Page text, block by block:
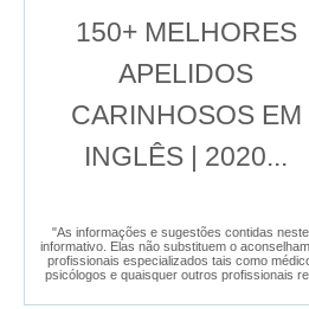
150+ MELHORES
APELIDOS
CARINHOSOS EM
INGLÊS | 2020...
"As informações e sugestões contidas
informativo. Elas não substituem o
profissionais especializados tais como
psicólogos e quaisquer outros profissionais